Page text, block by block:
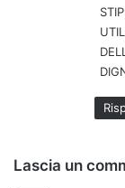
Lascia un